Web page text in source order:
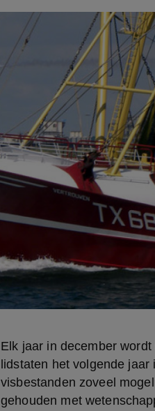
Elk jaar in december
lidstaten het volgende
visbestanden zoveel
gehouden met